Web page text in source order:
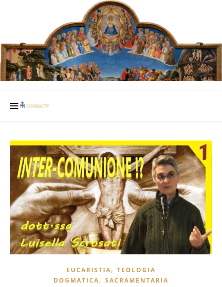
EUCARISTIA, TEOLOGIA
DOGMATICA, SACRAMENTARIA